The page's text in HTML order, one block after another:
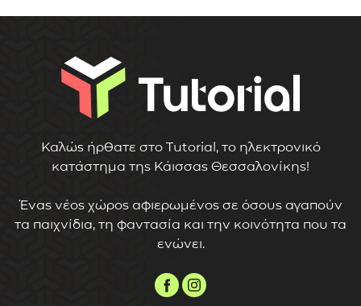
Καλώς ήρθατε στο Tutorial, το ηλεκτρονικό
κατάστημα της Κάισσας Θεσσαλονίκης!
Ένας νέος χώρος αφιερωμένος σε όσους αγαπούν
τα παιχνίδια, τη φαντασία και την κοινότητα που τα
ενώνει.